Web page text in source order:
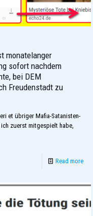
monatelanger
sofort nachdem
bei DEM
Freudenstadt zu
et übriger Mafia-Satanisten-
zuerst mitgespielt habe,
Read more